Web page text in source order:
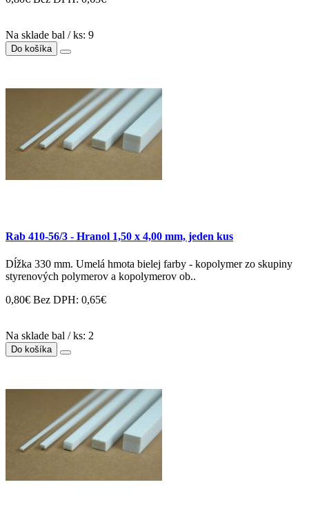
Na sklade bal / ks: 9
Do košíka
Rab 410-56/3 - Hranol 1,50 x 4,00 mm, jeden kus
Dĺžka 330 mm. Umelá hmota bielej farby - kopolymer zo skupiny
styrenových polymerov a kopolymerov ob..
0,80€ Bez DPH: 0,65€
Na sklade bal / ks: 2
Do košíka